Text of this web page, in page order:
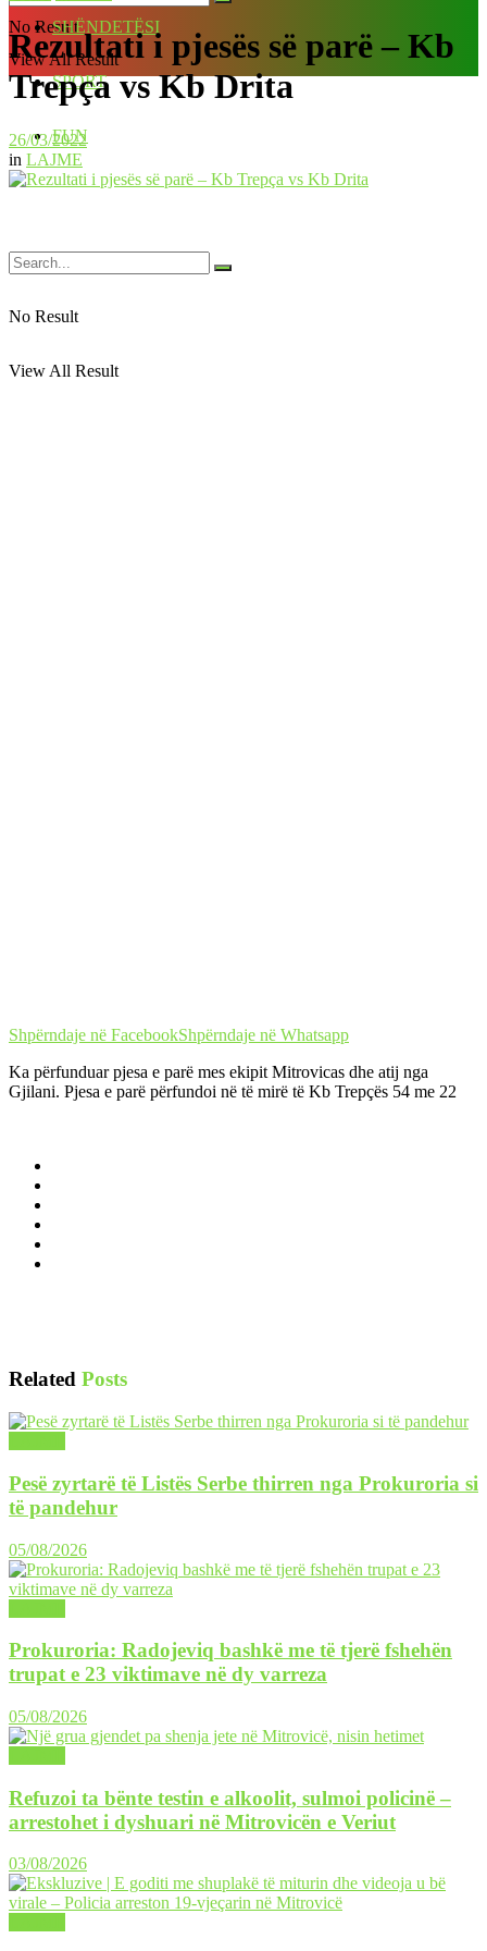
No Result
View All Result
SHËNDETËSI
SPORT
FUN
No Result
View All Result
Rezultati i pjesës së parë – Kb
Trepça vs Kb Drita
26/03/2022
in LAJME
Shpërndaje në FacebookShpërndaje në Whatsapp
Ka përfunduar pjesa e parë mes ekipit Mitrovicas dhe atij nga
Gjilani. Pjesa e parë përfundoi në të mirë të Kb Trepçës 54 me 22
Related Posts
Pesë zyrtarë të Listës Serbe thirren nga Prokuroria si
të pandehur
05/08/2026
Prokuroria: Radojeviq bashkë me të tjerë fshehën
trupat e 23 viktimave në dy varreza
05/08/2026
Refuzoi ta bënte testin e alkoolit, sulmoi policinë –
arrestohet i dyshuari në Mitrovicën e Veriut
03/08/2026